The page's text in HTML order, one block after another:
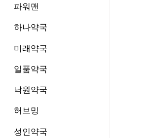
파워맨
하나약국
미래약국
일품약국
낙원약국
허브밍
성인약국